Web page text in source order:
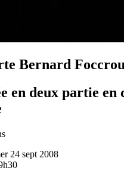
Bernard
en deux partie
24 sept 2008